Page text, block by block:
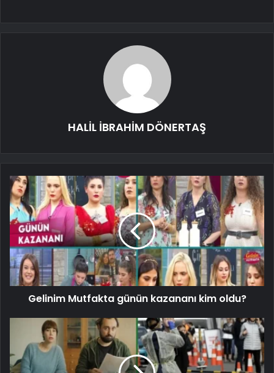
HALİL İBRAHİM DÖNERTAŞ
Gelinim Mutfakta günün kazananı kim oldu?